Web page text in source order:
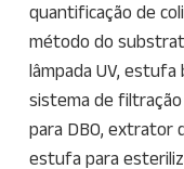
quantificação de
método do
lâmpada UV, estufa
sistema de filtração
para DBO, extrator
estufa para